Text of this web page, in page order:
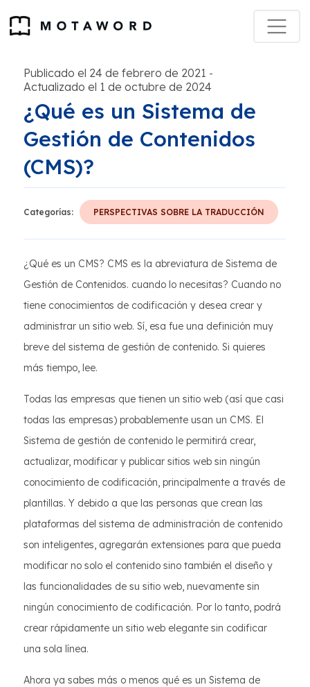
Publicado el 24 de febrero de 2021 -
Actualizado el 1 de octubre de 2024
¿Qué es un Sistema de
Gestión de Contenidos
(CMS)?
Categorías: PERSPECTIVAS SOBRE LA TRADUCCIÓN
¿Qué es un CMS? CMS es la abreviatura de Sistema de
Gestión de Contenidos. cuando lo necesitas? Cuando no
tiene conocimientos de codificación y desea crear y
administrar un sitio web. Sí, esa fue una definición muy
breve del sistema de gestión de contenido. Si quieres
más tiempo, lee.
Todas las empresas que tienen un sitio web (así que casi
todas las empresas) probablemente usan un CMS. El
Sistema de gestión de contenido le permitirá crear,
actualizar, modificar y publicar sitios web sin ningún
conocimiento de codificación, principalmente a través de
plantillas. Y debido a que las personas que crean las
plataformas del sistema de administración de contenido
son inteligentes, agregarán extensiones para que pueda
modificar no solo el contenido sino también el diseño y
las funcionalidades de su sitio web, nuevamente sin
ningún conocimiento de codificación. Por lo tanto, podrá
crear rápidamente un sitio web elegante sin codificar
una sola línea.
Ahora ya sabes más o menos qué es un Sistema de